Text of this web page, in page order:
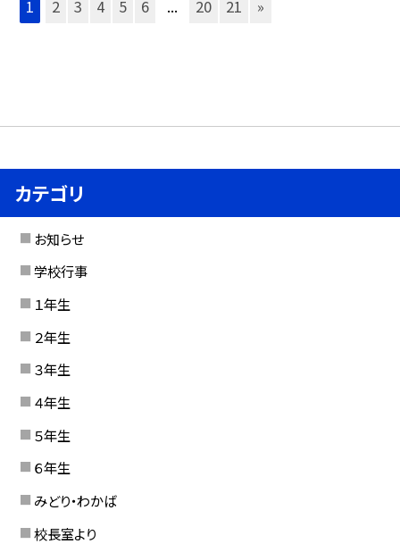
1 2 3 4 5 6 ... 20 21 »
カテゴリ
お知らせ
学校行事
１年生
２年生
３年生
４年生
５年生
６年生
みどり・わかば
校長室より